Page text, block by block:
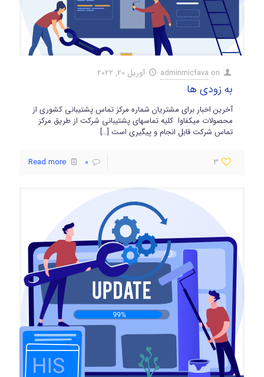
adminmicfava on آوریل 20, 2022
به زودی ها
آخرین اخبار برای مشتریان شماره مرکز تماس پشتیبانی کشوری از
محصولات میکفاوا کلیه تماسهای پشتیبانی شرکت از طریق مرکز
تماس شرکت قابل انجام و پیگیری است […]
3
0
Read more